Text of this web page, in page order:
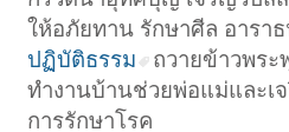
ให้อภัยทาน รักษาศีล อารา
ปฏิบัติธรรม
ถวายข้าวพร
ทำงานบ้านช่วยพ่อแม่และเ
การรักษาโรค